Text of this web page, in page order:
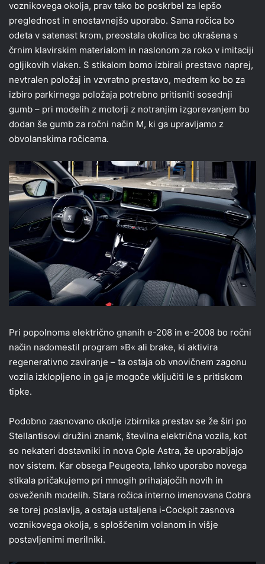
voznikovega okolja, prav tako bo poskrbel za lepšo
preglednost in enostavnejšo uporabo. Sama ročica bo
odeta v satenast krom, preostala okolica bo okrašena s
črnim klavirskim materialom in naslonom za roko v imitaciji
ogljikovih vlaken. S stikalom bomo izbirali prestavo naprej,
nevtralen položaj in vzvratno prestavo, medtem ko bo za
izbiro parkirnega položaja potrebno pritisniti sosednji
gumb – pri modelih z motorji z notranjim izgorevanjem bo
dodan še gumb za ročni način M, ki ga upravljamo z
obvolanskima ročicama.
Pri popolnoma električno gnanih e-208 in e-2008 bo ročni
način nadomestil program »B« ali brake, ki aktivira
regenerativno zaviranje – ta ostaja ob vnovičnem zagonu
vozila izklopljeno in ga je mogoče vključiti le s pritiskom
tipke.
Podobno zasnovano okolje izbirnika prestav se že širi po
Stellantisovi družini znamk, številna električna vozila, kot
so nekateri dostavniki in nova Ople Astra, že uporabljajo
nov sistem. Kar obsega Peugeota, lahko uporabo novega
stikala pričakujemo pri mnogih prihajajočih novih in
osveženih modelih. Stara ročica interno imenovana Cobra
se torej poslavlja, a ostaja ustaljena i-Cockpit zasnova
voznikovega okolja, s sploščenim volanom in višje
postavljenimi merilniki.